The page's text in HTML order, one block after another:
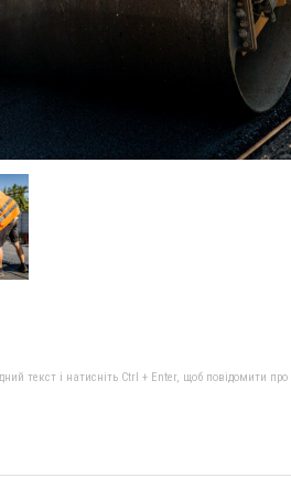
текст і натисніть Ctrl + Enter, щоб повідомити